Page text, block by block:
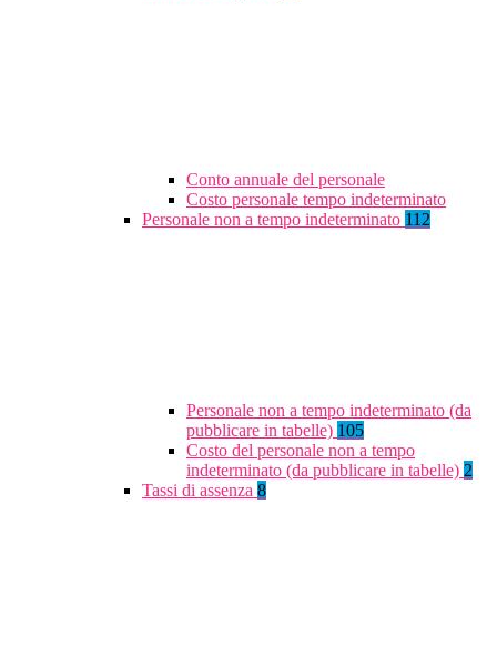
Conto annuale del personale
Costo personale tempo indeterminato
Personale non a tempo indeterminato 112
Personale non a tempo indeterminato (da
pubblicare in tabelle) 105
Costo del personale non a tempo
indeterminato (da pubblicare in tabelle) 2
Tassi di assenza 8